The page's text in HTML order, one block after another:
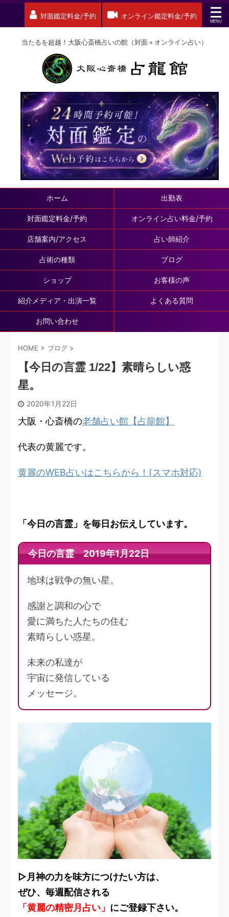
対面鑑定料金/予約 オンライン鑑定料金/予約
当たるを超越！大阪心斎橋占いの館（対面＋オンライン占い）
ホーム 出勤表
対面鑑定料金/予約 オンライン占い料金/予約
店舗案内/アクセス 占い師紹介
占術の種類 ブログ
ショップ お客様の声
紹介メディア・出演一覧 よくある質問
お問い合わせ
HOME > ブログ >
【今日の言霊 1/22】素晴らしい惑
星。
2020年1月22日
大阪・心斎橋の老舗占い館【占龍館】
代表の黄麗です。
黄麗のWEB占いはこちらから！(スマホ対応)
「今日の言霊」を毎日お伝えしています。
今日の言霊 2019年1月22日
地球は戦争の無い星。
感謝と調和の心で
愛に満ちた人たちの住む
素晴らしい惑星。
未来の私達が
宇宙に発信している
メッセージ。
▷月神の力を味方につけたい方は、
ぜひ、毎週配信される
「黄麗の精密月占い」 にご登録下さい。